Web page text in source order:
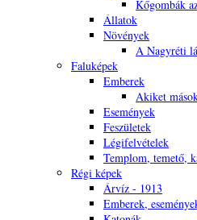
Kőgombák
Állatok
Növények
A Nagyréti
Faluképek
Emberek
Akiket
Események
Feszületek
Légifelvételek
Templom, temető,
Régi képek
Árvíz - 1913
Emberek,